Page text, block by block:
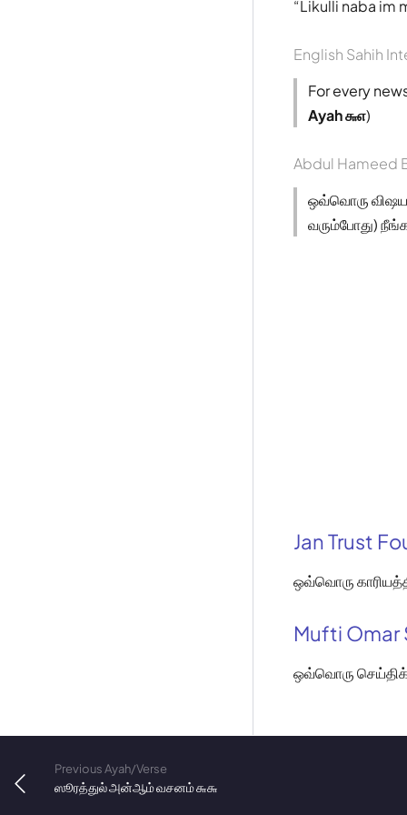
Likulli naba im
English Sahih
For every
Ayah ௬௭)
Abdul Hameed
ஒவ்வொரு
வரும்போது)
Jan Trust
ஒவ்வொரு
Mufti Omar
ஒவ்வொரு
Previous Ayah/Verse
ஸூரத்துல் அன்ஆம் வசனம் ௬௬